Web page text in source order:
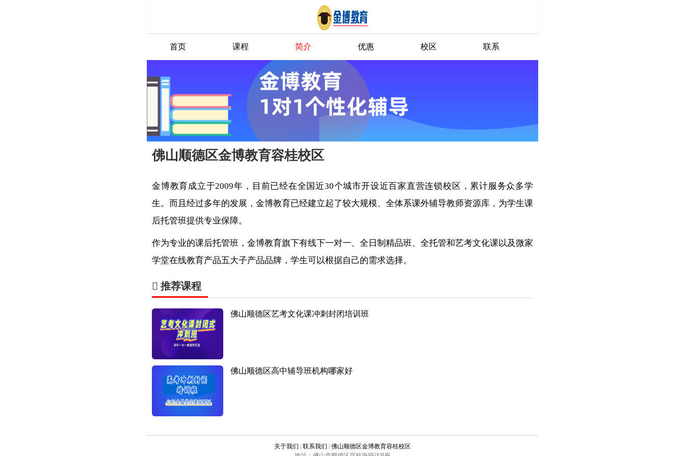
首页 课程 简介 优惠 校区 联系
佛山顺德区金博教育容桂校区
金博教育成立于2009年，目前已经在全国近30个城市开设近百家直营连锁校区，累计服务众多学
生。而且经过多年的发展，金博教育已经建立起了较大规模、全体系课外辅导教师资源库，为学生课
后托管班提供专业保障。
作为专业的课后托管班，金博教育旗下有线下一对一、全日制精品班、全托管和艺考文化课以及微家
学堂在线教育产品五大子产品品牌，学生可以根据自己的需求选择。
推荐课程
佛山顺德区艺考文化课冲刺封闭培训班
佛山顺德区高中辅导班机构哪家好
关于我们 联系我们
佛山顺德区金博教育容桂校区